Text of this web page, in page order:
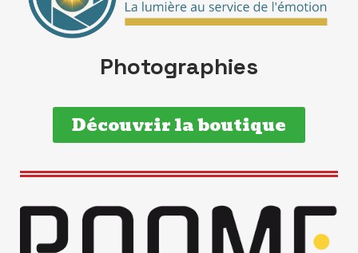
Photographies
Découvrir la boutique